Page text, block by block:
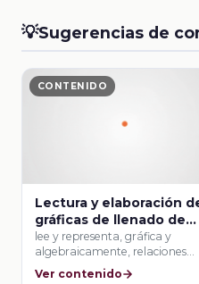
💡Sugerencias de
CONTENIDO
Lectura y elaboración
gráficas de llenado de
recipientes
lee y representa, gráfica y
algebraicamente, relaciones
lineales y cuadráticas.
Ver contenido